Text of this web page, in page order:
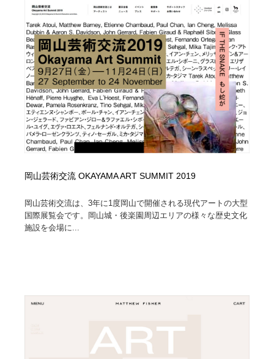
岡山芸術交流 OKAYAMA ART SUMMIT 2019
岡山芸術交流は、3年に1度岡山で開催される現代アートの大型
国際展覧会です。岡山城・後楽園周辺エリアの様々な歴史文化
施設を会場に...